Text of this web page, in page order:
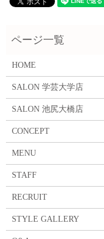
HOME
SALON 学芸大学店
SALON 池尻大橋店
CONCEPT
MENU
STAFF
RECRUIT
STYLE GALLERY